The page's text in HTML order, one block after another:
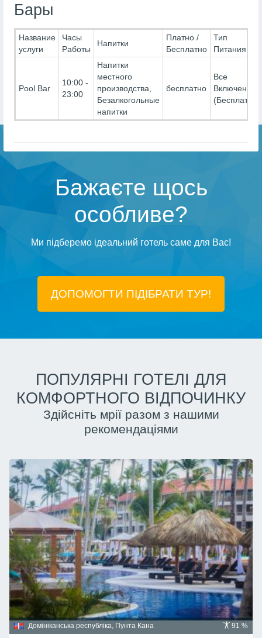
Бары
Название
услуги
Часы
Работы
Напитки
Платно /
Бесплатно
Тип
Питания
Pool Bar
10:00 -
23:00
Напитки
местного
производства,
Безалкогольные
напитки
бесплатно
Все
Включено-
(Бесплатно)
Бажаєте щось
особливе?
Ми підберемо ідеальний готель саме для Вас!
ДОПОМОГТИ ПІДIБРАТИ ТУР!
ПОПУЛЯРНІ ГОТЕЛІ ДЛЯ
КОМФОРТНОГО ВІДПОЧИНКУ
Здійсніть мрії разом з нашими
рекомендаціями
91 %
Домініканська республіка, Пунта Кана